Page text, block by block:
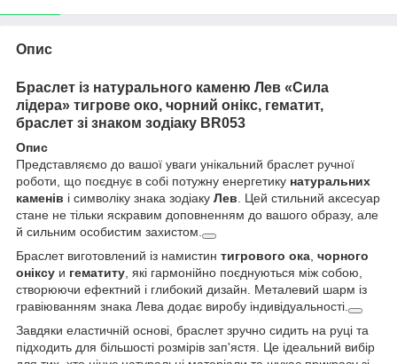
Опис
Браслет із натурального каменю Лев «Сила
лідера» тигрове око, чорний онікс, гематит,
браслет зі знаком зодіаку BR053
Опис
Представляємо до вашої уваги унікальний браслет ручної
роботи, що поєднує в собі потужну енергетику натуральних
каменів і символіку знака зодіаку Лев . Цей стильний аксесуар
стане не тільки яскравим доповненням до вашого образу, але
й сильним особистим захистом.
Браслет виготовлений із намистин тигрового ока чорного
оніксу и гематиту , які гармонійно поєднуються між собою,
створюючи ефектний і глибокий дизайн. Металевий шарм із
гравіюванням знака Лева додає виробу індивідуальності.
Завдяки еластичній основі, браслет зручно сидить на руці та
підходить для більшості розмірів зап'ястя. Це ідеальний вибір